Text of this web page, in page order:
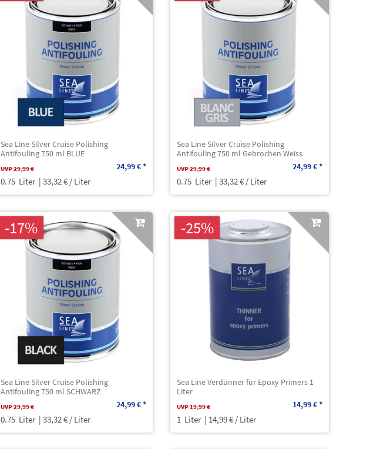
Sea Line Silver Cruise Polishing
Antifouling 750 ml BLUE
UVP 29,99 € 24,99 € *
0.75 Liter | 33,32 € / Liter
Sea Line Silver Cruise Polishing
Antifouling 750 ml Gebrochen Weiss
UVP 29,99 € 24,99 € *
0.75 Liter | 33,32 € / Liter
-17%
Sea Line Silver Cruise Polishing
Antifouling 750 ml SCHWARZ
UVP 29,99 € 24,99 € *
0.75 Liter | 33,32 € / Liter
-25%
Sea Line Verdünner für Epoxy Primers 1
Liter
UVP 19,99 € 14,99 € *
1 Liter | 14,99 € / Liter